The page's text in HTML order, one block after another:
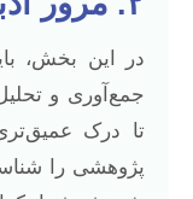
در این بخش،
جمع‌آوری و
تا درک
پژوهشی را